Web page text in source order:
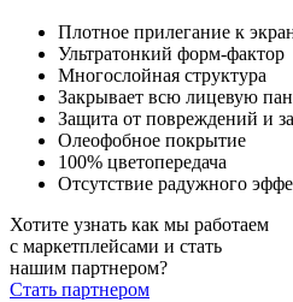
Плотное прилегание к
Ультратонкий форм-фактор
Многослойная структура
Закрывает всю лицевую
Защита от повреждений и
Олеофобное покрытие
100% цветопередача
Отсутствие радужного
Хотите узнать как мы работаем
с маркетплейсами и стать
нашим партнером?
Стать партнером